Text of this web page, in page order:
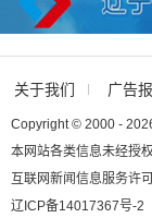
关于我们 广告
Copyright © 2000 -
本网站各类信息未经授
互联网新闻信息服务许
辽ICP备14017367号-2